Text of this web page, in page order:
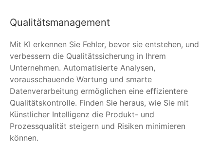
Qualitätsmanagement
Mit KI erkennen Sie Fehler, bevor sie entstehen, und
verbessern die Qualitätssicherung in Ihrem
Unternehmen. Automatisierte Analysen,
vorausschauende Wartung und smarte
Datenverarbeitung ermöglichen eine effizientere
Qualitätskontrolle. Finden Sie heraus, wie Sie mit
Künstlicher Intelligenz die Produkt- und
Prozessqualität steigern und Risiken minimieren
können.